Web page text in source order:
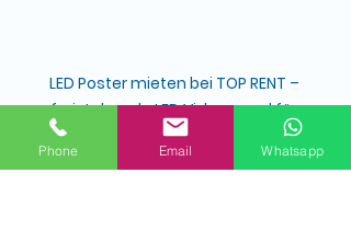
LED Poster mieten bei TOP RENT –
freistehende LED Videowand für
Werbung und Events.
Phone Email Whatsapp